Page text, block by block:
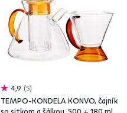
4,9 5
TEMPO-KONDELA KONVO, čajník